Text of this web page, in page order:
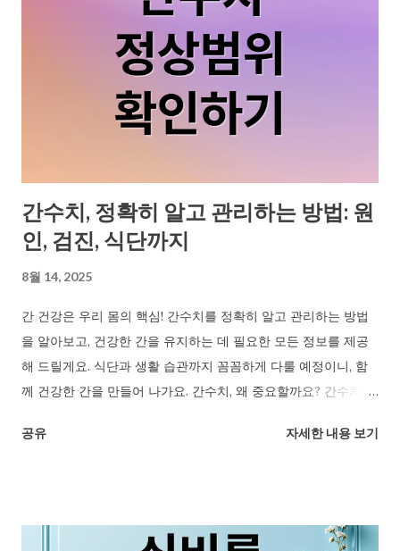
간수치, 정확히 알고 관리하는 방법: 원
인, 검진, 식단까지
8월 14, 2025
간 건강은 우리 몸의 핵심! 간수치를 정확히 알고 관리하는 방법
을 알아보고, 건강한 간을 유지하는 데 필요한 모든 정보를 제공
해 드릴게요. 식단과 생활 습관까지 꼼꼼하게 다룰 예정이니, 함
께 건강한 간을 만들어 나가요. 간수치, 왜 중요할까요? 간수치는
장 큰 기관 중 하나이며, 소화, 영양소 저장, 해독 작용 등 500가
ALT인데요. AST는 간 외 다른 장기에도 존재하지만, ALT는 주로
공유 자세한 내용 보기